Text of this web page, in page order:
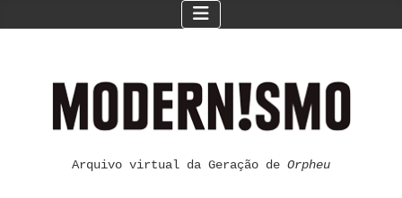
Arquivo virtual da Geração de Orpheu